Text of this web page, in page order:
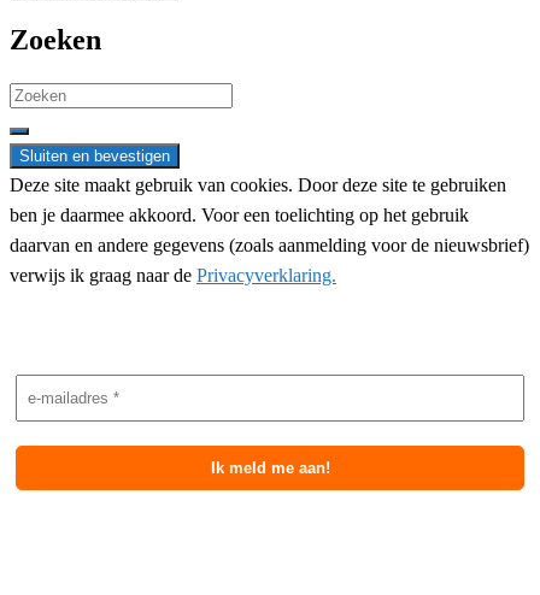
Zoeken
Search
for:
Deze site maakt gebruik van cookies. Door deze site te gebruiken
ben je daarmee akkoord. Voor een toelichting op het gebruik
daarvan en andere gegevens (zoals aanmelding voor de nieuwsbrief)
verwijs ik graag naar de Privacyverklaring.